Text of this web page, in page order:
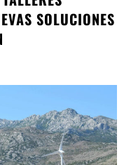
SOLUCIONES